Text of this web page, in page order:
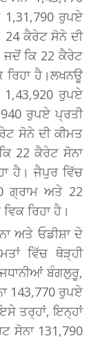
ਰੁਪਏ
24 ਕੈਰੇਟ ਸੋਨੇ ਦੀ
ਜਦੋਂ ਕਿ 22 ਕੈਰੇਟ
ਰਿਹਾ ਹੈ।ਲਖਨਊ
ਰੁਪਏ
ਰੁਪਏ ਪ੍ਰਤੀ
ਸੋਨੇ ਦੀ ਕੀਮਤ
22 ਕੈਰੇਟ ਸੋਨਾ
ਹੈ। ਜੈਪੁਰ ਵਿੱਚ
ਗ੍ਰਾਮ ਅਤੇ 22
ਰਿਹਾ ਹੈ।
ਅਤੇ ਓਡੀਸ਼ਾ ਦੇ
ਵਿੱਚ ਥੋੜ੍ਹੀ
ਬੰਗਲੁਰੂ,
143,770 ਰੁਪਏ
ਤਰ੍ਹਾਂ, ਇਨ੍ਹਾਂ
ਸੋਨਾ 131,790